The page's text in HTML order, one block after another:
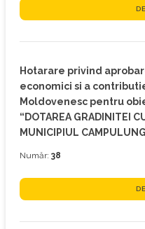
Hotarare privind
economici si a
Moldovenesc pentru
“DOTAREA GRADINITEI
MUNICIPIUL
Număr: 38